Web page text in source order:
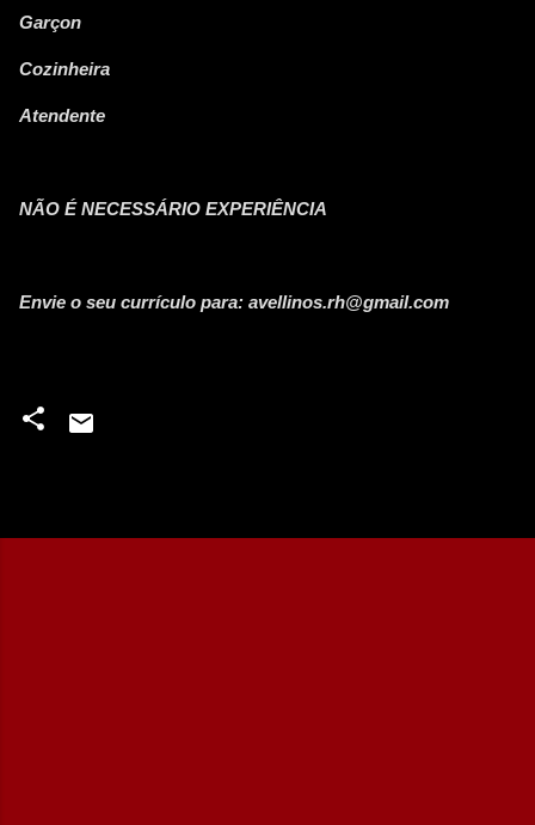
Garçon
Cozinheira
Atendente
NÃO É NECESSÁRIO EXPERIÊNCIA
Envie o seu currículo para: avellinos.rh@gmail.com